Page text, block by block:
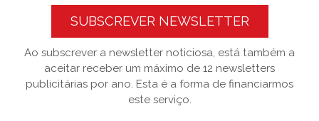
SUBSCREVER NEWSLETTER
Ao subscrever a newsletter noticiosa, está também a
aceitar receber um máximo de 12 newsletters
publicitárias por ano. Esta é a forma de financiarmos
este serviço.